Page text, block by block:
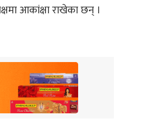
आकांक्षा राखेका छन् ।